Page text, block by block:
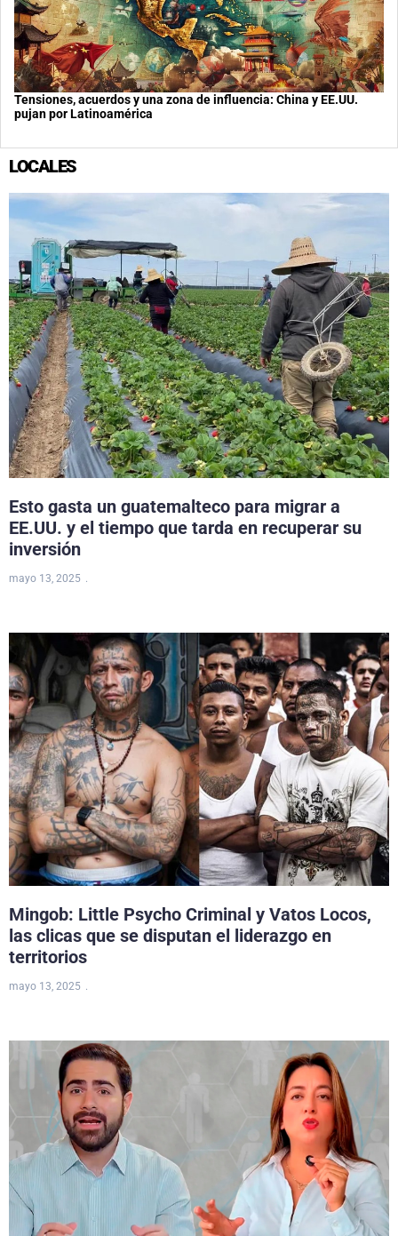
Tensiones, acuerdos y una zona de influencia: China y EE.UU.
pujan por Latinoamérica
LOCALES
Esto gasta un guatemalteco para migrar a
EE.UU. y el tiempo que tarda en recuperar su
inversión
mayo 13, 2025
Mingob: Little Psycho Criminal y Vatos Locos,
las clicas que se disputan el liderazgo en
territorios
mayo 13, 2025